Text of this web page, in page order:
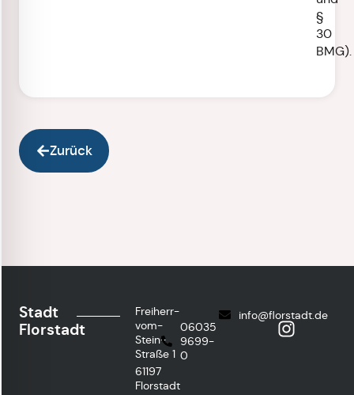
§
30
BMG).
Zurück
Stadt
Florstadt
Freiherr-
vom-
Stein-
Straße 1
61197
Florstadt
06035
9699-
0
info@florstadt.de